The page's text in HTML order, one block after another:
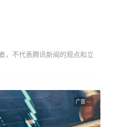
，不代表腾讯新闻的观点和立
广告